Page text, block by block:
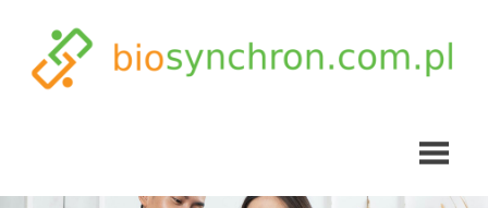
content